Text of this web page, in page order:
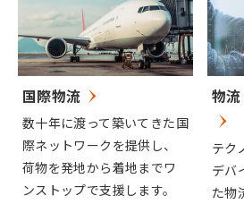
国際物流
数十年に渡って築いてきた国
際ネットワークを提供し、
荷物を発地から着地までワ
ンストップで支援します。
物
テク
デバ
た物